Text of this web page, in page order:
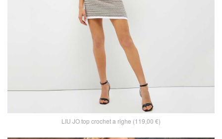
LIU JO top crochet a righe (119,00 €)